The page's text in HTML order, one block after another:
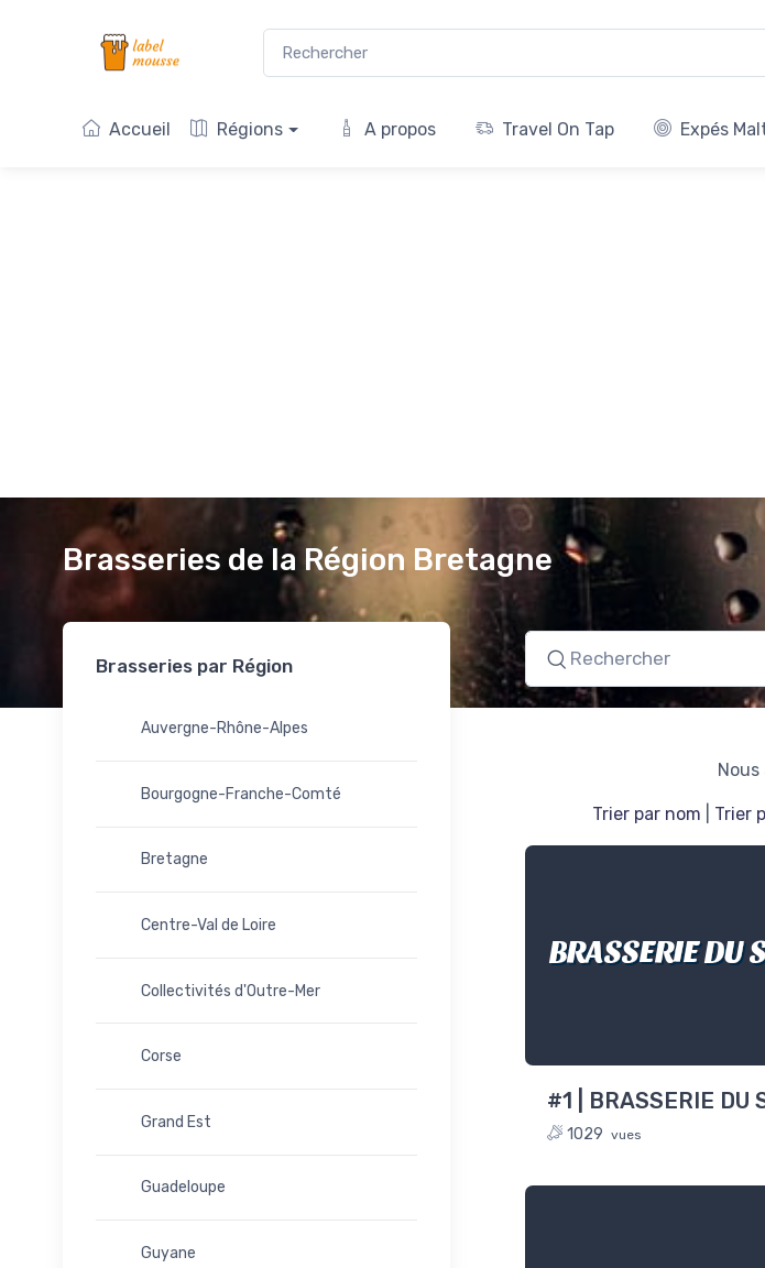
Accueil Régions A propos Travel On Tap Expés
Brasseries de la Région Bretagne
Brasseries par Région
Auvergne-Rhône-Alpes
Bourgogne-Franche-Comté
Bretagne
Centre-Val de Loire
Collectivités d'Outre-Mer
Corse
Grand Est
Guadeloupe
Guyane
Trier par nom Trier
BRASSERIE DU
#1 | BRASSERIE DU
1029 vues